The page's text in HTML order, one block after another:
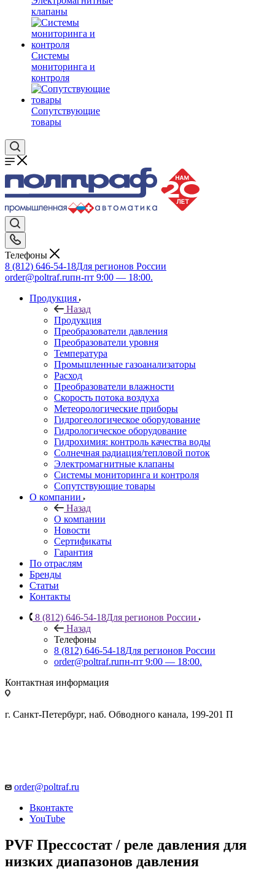
клапаны
Системы
мониторинга и
контроля
Сопутствующие
товары
Телефоны
8 (812) 646-54-18Для регионов России
order@poltraf.ruпн-пт 9:00 — 18:00.
Продукция
Назад
Продукция
Преобразователи давления
Преобразователи уровня
Температура
Промышленные газоанализаторы
Расход
Преобразователи влажности
Скорость потока воздуха
Метеорологические приборы
Гидрогеологическое оборудование
Гидрологическое оборудование
Гидрохимия: контроль качества воды
Солнечная радиация/тепловой поток
Электромагнитные клапаны
Системы мониторинга и контроля
Сопутствующие товары
О компании
Назад
О компании
Новости
Сертификаты
Гарантия
По отраслям
Бренды
Статьи
Контакты
8 (812) 646-54-18Для регионов России
Назад
Телефоны
8 (812) 646-54-18Для регионов России
order@poltraf.ruпн-пт 9:00 — 18:00.
Контактная информация
г. Санкт-Петербург, наб. Обводного канала, 199-201 П
order@poltraf.ru
Вконтакте
YouTube
PVF Прессостат / реле давления для
низких диапазонов давления